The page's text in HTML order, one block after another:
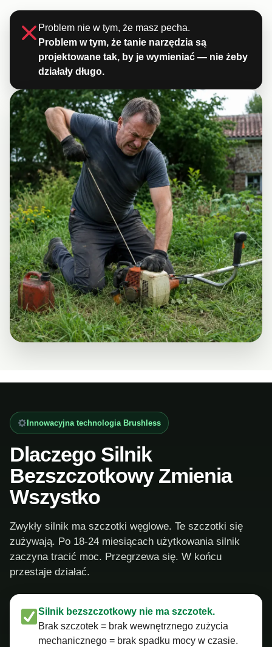
Problem nie w tym, że masz pecha.
Problem w tym, że tanie narzędzia są
projektowane tak, by je wymieniać — nie żeby
działały długo.
Innowacyjna technologia Brushless
Dlaczego Silnik
Bezszczotkowy Zmienia
Wszystko
Zwykły silnik ma szczotki węglowe. Te szczotki się
zużywają. Po 18-24 miesiącach użytkowania silnik
zaczyna tracić moc. Przegrzewa się. W końcu
przestaje działać.
Silnik bezszczotkowy nie ma szczotek.
Brak szczotek = brak wewnętrznego zużycia
mechanicznego = brak spadku mocy w czasie.